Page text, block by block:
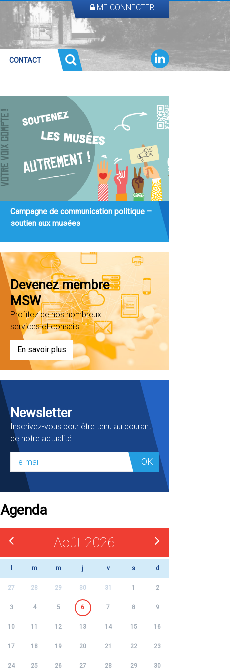
ME CONNECTER
CONTACT
Campagne de communication politique –
soutien aux musées
Devenez membre
MSW
Profitez de nos nombreux
services et conseils !
En savoir plus
Newsletter
Inscrivez-vous pour être tenu au courant
de notre actualité.
OK
Agenda
Août 2026
m m j v s d
27 28 29 30 31 1 2
3 4 5 6 7 8 9
10 11 12 13 14 15 16
17 18 19 20 21 22 23
24 25 26 27 28 29 30